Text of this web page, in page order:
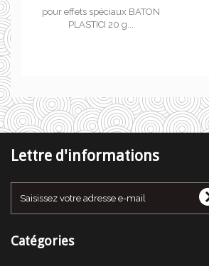
pour effets spéciaux BATON
PLASTICI 20 g...
Lettre d'informations
Catégories